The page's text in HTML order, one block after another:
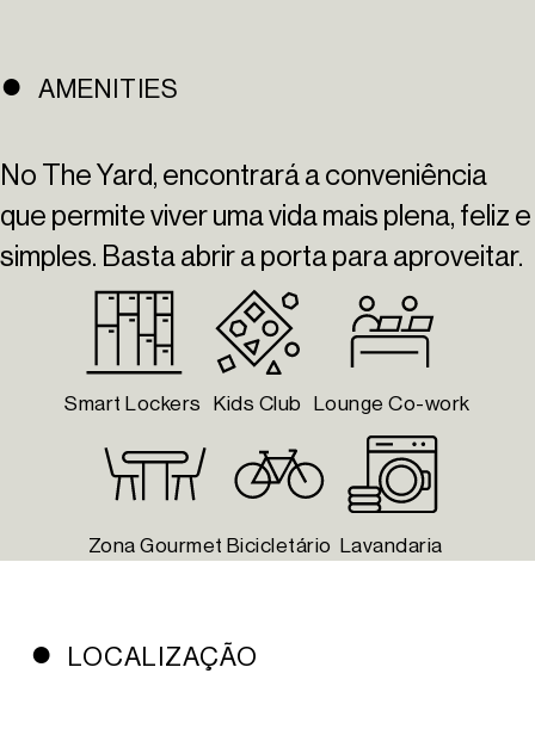
AMENITIES
No The Yard, encontrará a conveniência
que permite viver uma vida mais plena, feliz e
simples. Basta abrir a porta para aproveitar.
Smart Lockers Kids Club Lounge Co-work
Zona Gourmet Bicicletário Lavandaria
LOCALIZAÇÃO